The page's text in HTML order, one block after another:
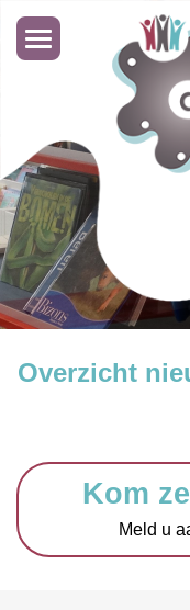
Toggle
navigation
Overzicht
Kom
Meld u